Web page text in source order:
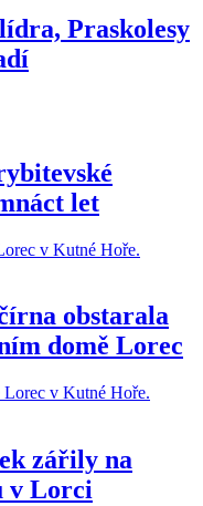
Praskolesy
let
obstarala
domě Lorec
zářily na
v Lorci